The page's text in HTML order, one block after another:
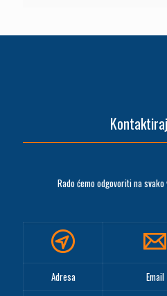
Rado ćemo odgovoriti na
Adresa Email